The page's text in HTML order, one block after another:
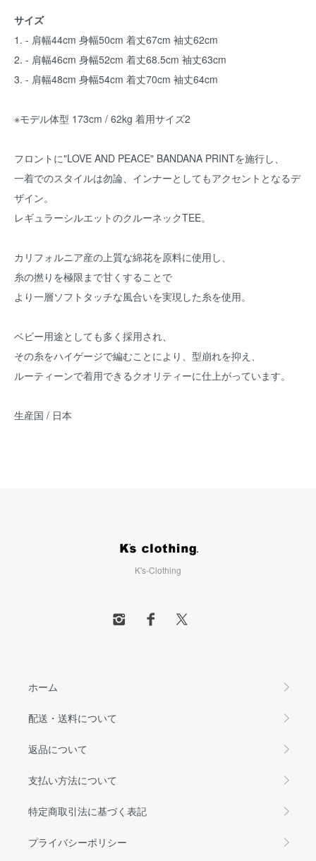
サイズ
1. - 肩幅44cm 身幅50cm 着丈67cm 袖丈62cm
2. - 肩幅46cm 身幅52cm 着丈68.5cm 袖丈63cm
3. - 肩幅48cm 身幅54cm 着丈70cm 袖丈64cm
※モデル体型 173cm / 62kg 着用サイズ2
フロントに"LOVE AND PEACE" BANDANA PRINTを施行し、
一着でのスタイルは勿論、インナーとしてもアクセントとなるデ
ザイン。
レギュラーシルエットのクルーネックTEE。
カリフォルニア産の上質な綿花を原料に使用し、
糸の撚りを極限まで甘くすることで
より一層ソフトタッチな風合いを実現した糸を使用。
ベビー用途としても多く採用され、
その糸をハイゲージで編むことにより、型崩れを抑え、
ルーティーンで着用できるクオリティーに仕上がっています。
生産国 / 日本
K's-Clothing
ホーム
配送・送料について
返品について
支払い方法について
特定商取引法に基づく表記
プライバシーポリシー